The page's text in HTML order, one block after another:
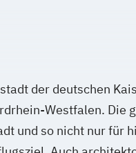
der deutschen
Westfalen. Die
und so nicht nur für